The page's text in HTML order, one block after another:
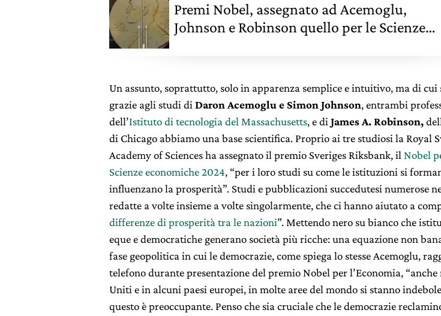
Premi Nobel, assegnato ad Acemoglu,
Johnson e Robinson quello per le Scienze
Un assunto, soprattutto, solo in apparenza semplice e intuitivo, ma di cui
grazie agli studi di Daron Acemoglu e Simon Johnson, entrambi
dell’Istituto di tecnologia del Massachusetts, e di James A. Robinson,
di Chicago abbiamo una base scientifica. Proprio ai tre studiosi la Royal
Academy of Sciences ha assegnato il premio Sveriges Riksbank, il Nobel
Scienze economiche 2024, “per i loro studi su come le istituzioni si
influenzano la prosperità”. Studi e pubblicazioni succedutesi numerose
redatte a volte insieme a volte singolarmente, che ci hanno aiutato a
differenze di prosperità tra le nazioni”. Mettendo nero su bianco che
eque e democratiche generano società più ricche: una equazione non
fase geopolitica in cui le democrazie, come spiega lo stesse Acemoglu,
telefono durante presentazione del premio Nobel per l’Economia, “anche
Uniti e in alcuni paesi europei, in molte aree del mondo si stanno
questo è preoccupante. Penso che sia cruciale che le democrazie